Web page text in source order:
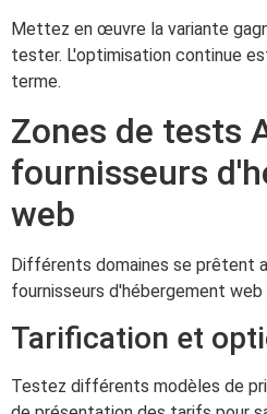
Mettez en œuvre la variante
tester. L'optimisation continue
terme.
Zones de tests
fournisseurs
web
Différents domaines se prêtent
fournisseurs d'hébergement web
Tarification et
Testez différents modèles de